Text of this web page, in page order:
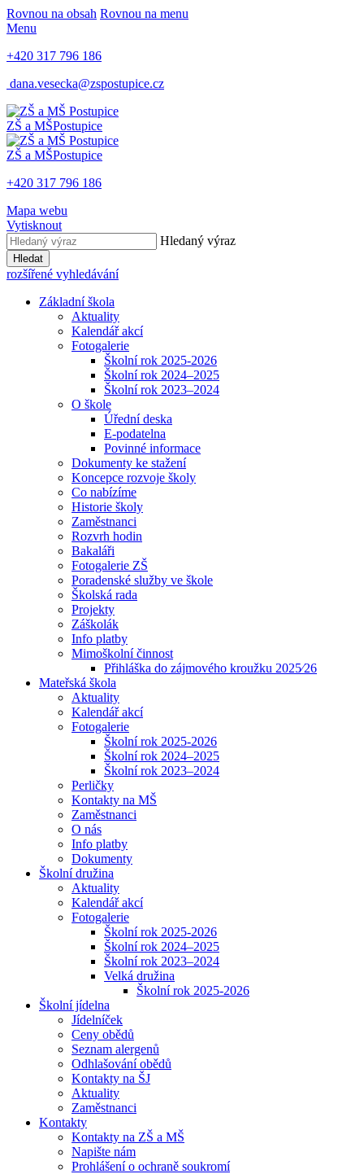
Rovnou na obsah Rovnou na menu
Menu
+420 317 796 186
dana.vesecka@zspostupice.cz
ZŠ a MŠPostupice
ZŠ a MŠPostupice
+420 317 796 186
Mapa webu
Vytisknout
Hledaný výraz
Hledat
rozšířené vyhledávání
Základní škola
Aktuality
Kalendář akcí
Fotogalerie
Školní rok 2025-2026
Školní rok 2024–2025
Školní rok 2023–2024
O škole
Úřední deska
E-podatelna
Povinné informace
Dokumenty ke stažení
Koncepce rozvoje školy
Co nabízíme
Historie školy
Zaměstnanci
Rozvrh hodin
Bakaláři
Fotogalerie ZŠ
Poradenské služby ve škole
Školská rada
Projekty
Záškolák
Info platby
Mimoškolní činnost
Přihláška do zájmového kroužku 2025⁄26
Mateřská škola
Aktuality
Kalendář akcí
Fotogalerie
Školní rok 2025-2026
Školní rok 2024–2025
Školní rok 2023–2024
Perličky
Kontakty na MŠ
Zaměstnanci
O nás
Info platby
Dokumenty
Školní družina
Aktuality
Kalendář akcí
Fotogalerie
Školní rok 2025-2026
Školní rok 2024–2025
Školní rok 2023–2024
Velká družina
Školní rok 2025-2026
Školní jídelna
Jídelníček
Ceny obědů
Seznam alergenů
Odhlašování obědů
Kontakty na ŠJ
Aktuality
Zaměstnanci
Kontakty
Kontakty na ZŠ a MŠ
Napište nám
Prohlášení o ochraně soukromí